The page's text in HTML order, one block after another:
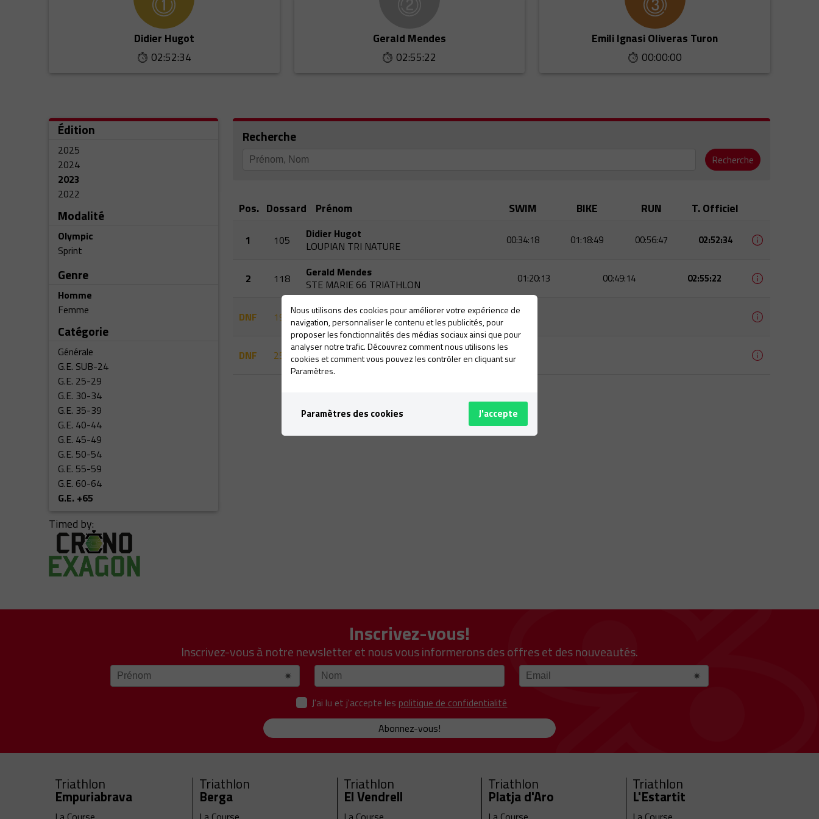
Didier Hugot
02:52:34
Gerald Mendes
02:55:22
Emili Ignasi Oliveras Turon
00:00:00
Édition
2025
2024
2023
2022
Modalité
Olympic
Sprint
Genre
Homme
Femme
Catégorie
Générale
G.E. SUB-24
G.E. 25-29
G.E. 30-34
G.E. 35-39
G.E. 40-44
G.E. 45-49
G.E. 50-54
G.E. 55-59
G.E. 60-64
G.E. +65
Timed by:
Recherche
Recherche
Pos. Dossard Prénom SWIM BIKE RUN T. Officiel
1 105
Didier Hugot
LOUPIAN TRI NATURE
00:34:18 01:18:49 00:56:47 02:52:34
2 118
Gerald Mendes
STE MARIE 66 TRIATHLON
01:20:13 00:49:14 02:55:22
DNF 195
Emili Ignasi Oliveras Turon
INDEPENDIENTE
DNF 250
Michael Stollery
INDEPENDIENTE
Inscrivez-vous!
Inscrivez-vous à notre newsletter et nous vous informerons des offres et des nouveautés.
J'ai lu et j'accepte les politique de confidentialité
Abonnez-vous!
Triathlon
Empuriabrava
Triathlon
Berga
Triathlon
El Vendrell
Triathlon
Platja d'Aro
Triathlon
L'Estartit
Nous utilisons des cookies pour améliorer votre expérience de
navigation, personnaliser le contenu et les publicités, pour
proposer les fonctionnalités des médias sociaux ainsi que pour
analyser notre trafic. Découvrez comment nous utilisons les
cookies et comment vous pouvez les contrôler en cliquant sur
Paramètres.
Paramètres des cookies J'accepte